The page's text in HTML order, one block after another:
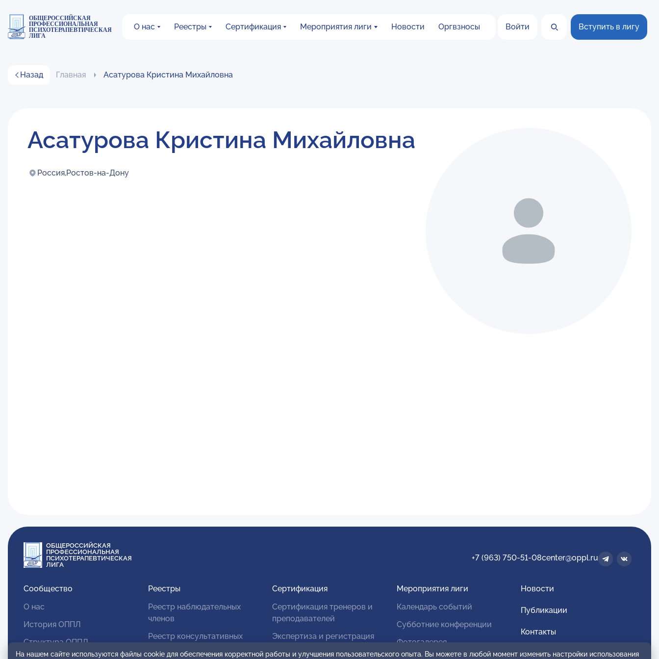
ОБЩЕРОССИЙСКАЯ
ПРОФЕССИОНАЛЬНАЯ
ПСИХОТЕРАПЕВТИЧЕСКАЯ
ЛИГА
О нас Реестры Сертификация Мероприятия лиги Новости Оргвзносы Войти Вступить в лигу
Назад Главная Асатурова Кристина Михайловна
Асатурова Кристина Михайловна
Россия,Ростов-на-Дону
ОБЩЕРОССИЙСКАЯ
ПРОФЕССИОНАЛЬНАЯ
ПСИХОТЕРАПЕВТИЧЕСКАЯ
ЛИГА
+7 (963) 750-51-08center@oppl.ru
Сообщество
О нас
История ОППЛ
Структура ОППЛ
Реестры
Реестр наблюдательных
членов
Реестр консультативных
Сертификация
Сертификация тренеров и
преподавателей
Экспертиза и регистрация
Мероприятия лиги
Календарь событий
Субботние конференции
Фотогалерея
Новости
Публикации
Контакты
Для спонсоров и партнеров
На нашем сайте используются файлы cookie для обеспечения корректной работы и улучшения пользовательского опыта. Вы можете в любой момент изменить настройки использования